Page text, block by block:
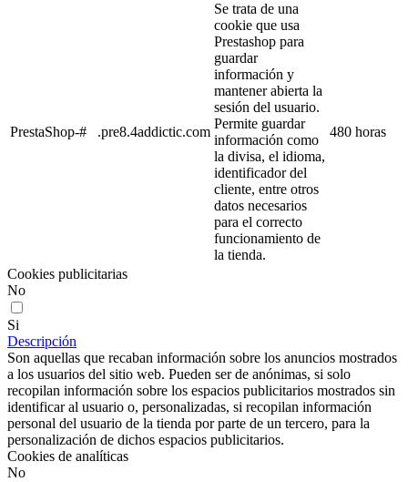
PrestaShop-# .pre8.4addictic.com
Se trata de una
cookie que usa
Prestashop para
guardar
información y
mantener abierta la
sesión del usuario.
Permite guardar
información como
la divisa, el idioma,
identificador del
cliente, entre otros
datos necesarios
para el correcto
funcionamiento de
la tienda.
480 horas
Cookies publicitarias
No
Si
Descripción
Son aquellas que recaban información sobre los anuncios mostrados
a los usuarios del sitio web. Pueden ser de anónimas, si solo
recopilan información sobre los espacios publicitarios mostrados sin
identificar al usuario o, personalizadas, si recopilan información
personal del usuario de la tienda por parte de un tercero, para la
personalización de dichos espacios publicitarios.
Cookies de analíticas
No